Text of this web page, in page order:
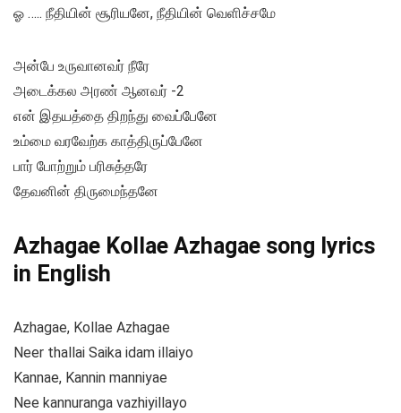
ஓ ….. நீதியின் சூரியனே, நீதியின் வெளிச்சமே
அன்பே உருவானவர் நீரே
அடைக்கல அரண் ஆனவர் -2
என் இதயத்தை திறந்து வைப்பேனே
உம்மை வரவேற்க காத்திருப்பேனே
பார் போற்றும் பரிசுத்தரே
தேவனின் திருமைந்தனே
Azhagae Kollae Azhagae song lyrics
in English
Azhagae, Kollae Azhagae
Neer thallai Saika idam illaiyo
Kannae, Kannin manniyae
Nee kannuranga vazhiyillayo